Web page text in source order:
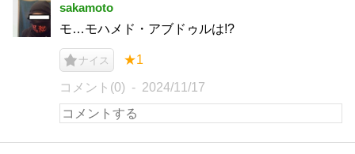
sakamoto
モ…モハメド・アブドゥルは!?
ナイス ★1
コメント(0) 2024/11/17